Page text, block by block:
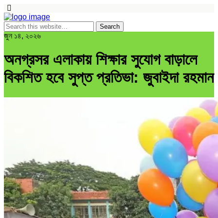
জুন ১৪, ২০২৬
অনগ্রসর এলাকায় শিক্ষার সুযোগ বাড়ালে
বিকশিত হবে সুপ্ত প্রতিভা: জুবাইদা রহমান